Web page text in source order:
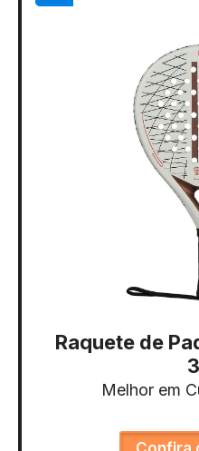
Raquete de
Melhor em